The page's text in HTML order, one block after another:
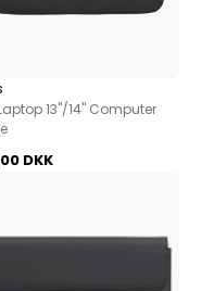
13"/14" Computer
DKK